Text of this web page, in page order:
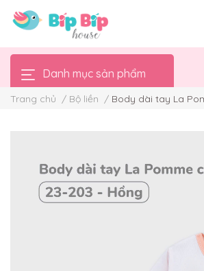
Danh mục sản phẩm
Trang chủ / Bộ liền / Body dài tay La